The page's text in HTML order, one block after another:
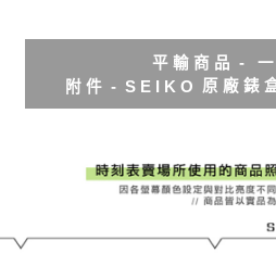
平 輸 商 品 - 一
附 件 - S E I K O 原 廠 錶